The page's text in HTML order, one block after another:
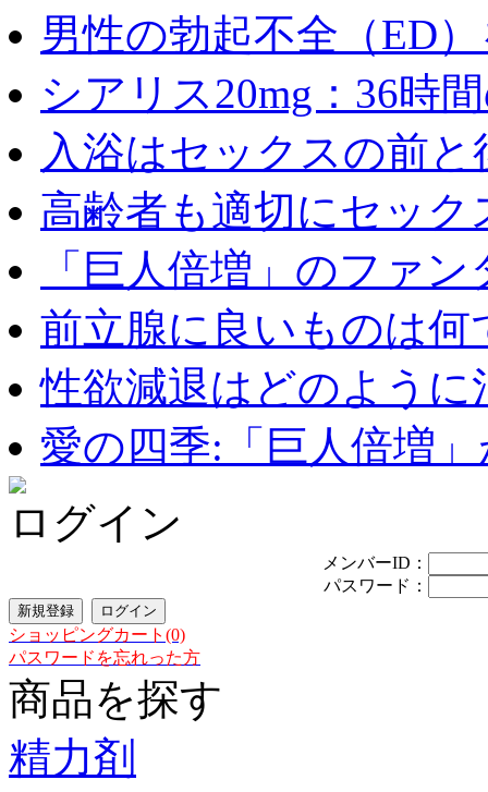
男性の勃起不全（ED
シアリス20mg：36時
入浴はセックスの前と
高齢者も適切にセック
「巨人倍増」のファ
前立腺に良いものは何
性欲減退はどのように
愛の四季:「巨人倍増
ログイン
メンバーID：
パスワード：
ショッピングカート(0)
パスワードを忘れった方
商品を探す
精力剤